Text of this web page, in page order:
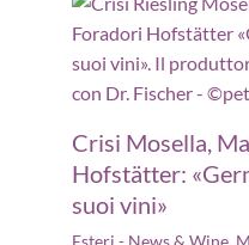
Crisi Mosella,
Hofstätter:
suoi vini»
Esteri - News & Wine,